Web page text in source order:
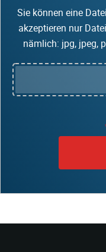
Sie können eine
akzeptieren nur
nämlich: jpg, jpeg,